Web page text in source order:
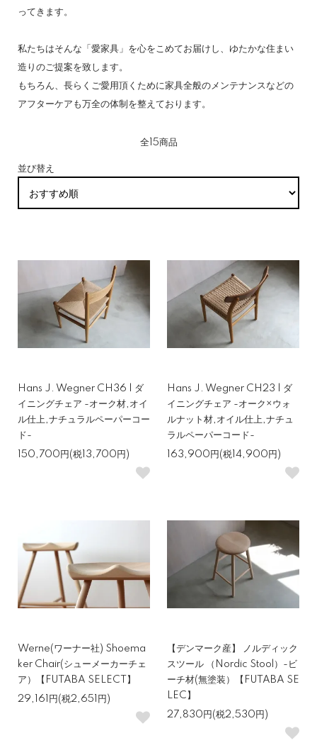
ってきます。
私たちはそんな「愛家具」を心をこめてお届けし、ゆたかな住まい
造りのご提案を致します。
もちろん、長らくご愛用頂くために家具全般のメンテナンスなどの
アフターケアも万全の体制を整えております。
全15商品
並び替え
Hans J. Wegner CH36 | ダ
イニングチェア -オーク材,オイ
ル仕上,ナチュラルペーパーコー
ド-
150,700円(税13,700円)
Hans J. Wegner CH23 | ダ
イニングチェア -オーク×ウォ
ルナット材,オイル仕上,ナチュ
ラルペーパーコード-
163,900円(税14,900円)
Werne(ワーナー社) Shoema
ker Chair(シューメーカーチェ
ア）【FUTABA SELECT】
29,161円(税2,651円)
【デンマーク産】 ノルディック
スツール （Nordic Stool）-ビ
ーチ材(無塗装）【FUTABA SE
LEC】
27,830円(税2,530円)